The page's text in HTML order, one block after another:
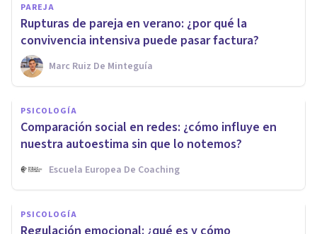
PAREJA
Rupturas de pareja en verano: ¿por qué la
convivencia intensiva puede pasar factura?
Marc Ruiz De Minteguía
PSICOLOGÍA
Comparación social en redes: ¿cómo influye en
nuestra autoestima sin que lo notemos?
Escuela Europea De Coaching
PSICOLOGÍA